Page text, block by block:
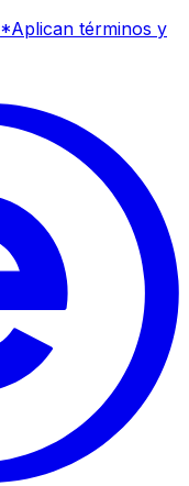
*Aplican términos y